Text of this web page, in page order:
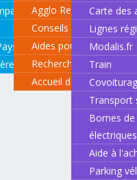
de projets
animale
Agglo Renov
Conseils pour rénover
Aides pour rénover
Recherche d'un
Accueil des gens du
Carte des
Lignes
Modalis.fr
Train
Transport
Bornes
électriques
Aide à
Parking